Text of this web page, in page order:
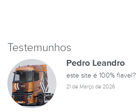
Testemunhos
Pedro Leandro
este site é 100% fiavel?
21 de Março de 2026